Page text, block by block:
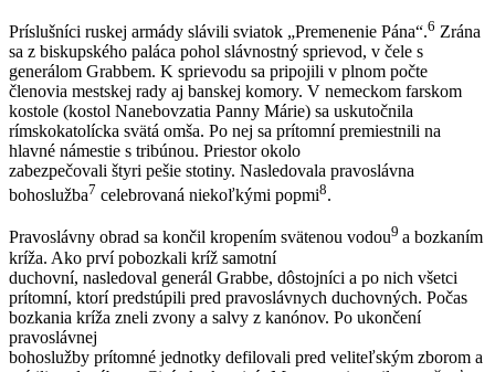
Príslušníci ruskej armády slávili sviatok „Premenenie Pána“.6 Zrána
sa z biskupského paláca pohol slávnostný sprievod, v čele s
generálom Grabbem. K sprievodu sa pripojili v plnom počte
členovia mestskej rady aj banskej komory. V nemeckom farskom
kostole (kostol Nanebovzatia Panny Márie) sa uskutočnila
rímskokatolícka svätá omša. Po nej sa prítomní premiestnili na
hlavné námestie s tribúnou. Priestor okolo
zabezpečovali štyri pešie stotiny. Nasledovala pravoslávna
bohoslužba7 celebrovaná niekoľkými popmi8.
Pravoslávny obrad sa končil kropením svätenou vodou9 a bozkaním
kríža. Ako prví pobozkali kríž samotní
duchovní, nasledoval generál Grabbe, dôstojníci a po nich všetci
prítomní, ktorí predstúpili pred pravoslávnych duchovných. Počas
bozkania kríža zneli zvony a salvy z kanónov. Po ukončení
pravoslávnej
bohoslužby prítomné jednotky defilovali pred veliteľským zborom a